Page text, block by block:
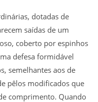
dotadas de
saídas de um
coberto por espinhos
defesa formidável
semelhantes aos de
pêlos modificados que
comprimento. Quando